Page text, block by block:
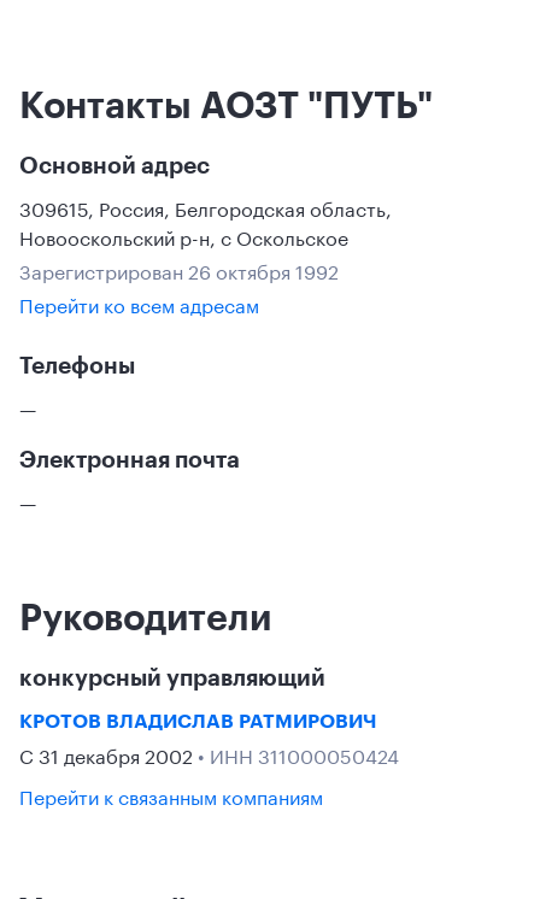
Контакты АОЗТ "ПУТЬ"
Основной адрес
309615, Россия, Белгородская область,
Новооскольский р-н, с Оскольское
Зарегистрирован 26 октября 1992
Перейти ко всем адресам
Телефоны
—
Электронная почта
—
Руководители
конкурсный управляющий
КРОТОВ ВЛАДИСЛАВ РАТМИРОВИЧ
С 31 декабря 2002 • ИНН 311000050424
Перейти к связанным компаниям